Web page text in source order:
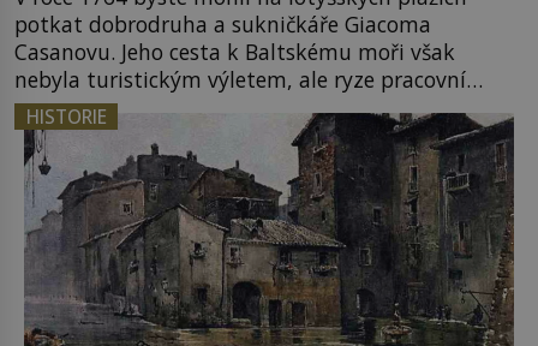
potkat dobrodruha a sukničkáře Giacoma
Casanovu. Jeho cesta k Baltskému moři však
nebyla turistickým výletem, ale ryze pracovní
cestou se zištnými úmysly. Jaký cíl Casanova
sledoval, když se například procházel uličkami
lotyšské Rigy? Casanova v Pobaltí kontaktoval
tamní zednářské lóže. Nebyl v této oblasti žádným
nováčkem, protože do zednářské […]
HISTORIE